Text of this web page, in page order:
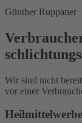
Günther Ruppaner
Wir sind nicht
vor einer